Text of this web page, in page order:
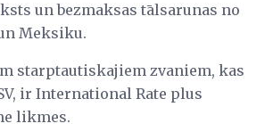
un bezmaksas tālsarunas no
Meksiku.
starptautiskajiem zvaniem, kas
ir International Rate plus
likmes.